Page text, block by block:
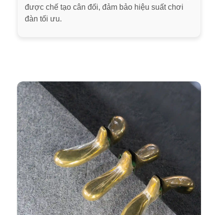
được chế tạo cân đối, đảm bảo hiệu suất chơi
đàn tối ưu.